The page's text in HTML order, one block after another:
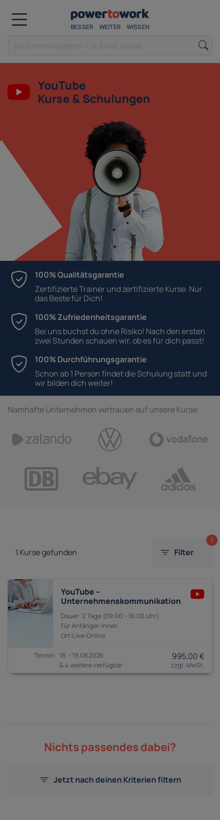
BESSER WEITER WISSEN
YouTube
Kurse & Schulungen
100% Qualitätsgarantie
Zertifizierte Trainer und zertifizierte Kurse. Nur
das Beste für Dich!
100% Zufriedenheitsgarantie
Bei uns buchst du ohne Risiko! Nach den ersten
zwei Stunden schauen wir, ob es für dich passt!
100% Durchführungsgarantie
Schon ab 1 Person findet die Schulung statt und
wir bilden dich weiter!
Namhafte Unternehmen vertrauen auf unsere Kurse:
1 Kurse gefunden Filter
1
YouTube –
Unternehmenskommunikation
2 Tage 09:00 - 16:00
Anfänger:innen
18. - 19.08.2026
& 4 weitere verfügbar
995,00 €
Nichts passendes dabei?
Jetzt nach deinen Kriterien filtern